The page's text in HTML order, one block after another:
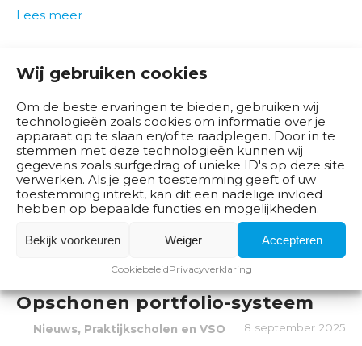
Wij gebruiken cookies
Om de beste ervaringen te bieden, gebruiken wij
technologieën zoals cookies om informatie over je
apparaat op te slaan en/of te raadplegen. Door in te
stemmen met deze technologieën kunnen wij
gegevens zoals surfgedrag of unieke ID's op deze site
verwerken. Als je geen toestemming geeft of uw
toestemming intrekt, kan dit een nadelige invloed
hebben op bepaalde functies en mogelijkheden.
Accepteren
Weiger
Bekijk voorkeuren
CookiebeleidPrivacyverklaring
Lees meer
Opschonen portfolio-systeem
Nieuws, Praktijkscholen en VSO 8 september 2025